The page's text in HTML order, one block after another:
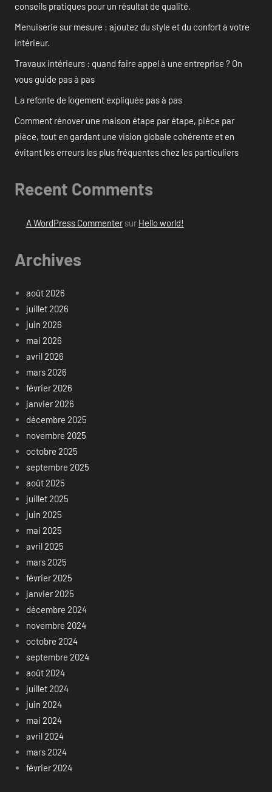
conseils pratiques pour un résultat de qualité.
Menuiserie sur mesure : ajoutez du style et du confort à votre
intérieur.
Travaux intérieurs : quand faire appel à une entreprise ? On
vous guide pas à pas
La refonte de logement expliquée pas à pas
Comment rénover une maison étape par étape, pièce par
pièce, tout en gardant une vision globale cohérente et en
évitant les erreurs les plus fréquentes chez les particuliers
Recent Comments
A WordPress Commentersur Hello world!
Archives
août 2026
juillet 2026
juin 2026
mai 2026
avril 2026
mars 2026
février 2026
janvier 2026
décembre 2025
novembre 2025
octobre 2025
septembre 2025
août 2025
juillet 2025
juin 2025
mai 2025
avril 2025
mars 2025
février 2025
janvier 2025
décembre 2024
novembre 2024
octobre 2024
septembre 2024
août 2024
juillet 2024
juin 2024
mai 2024
avril 2024
mars 2024
février 2024